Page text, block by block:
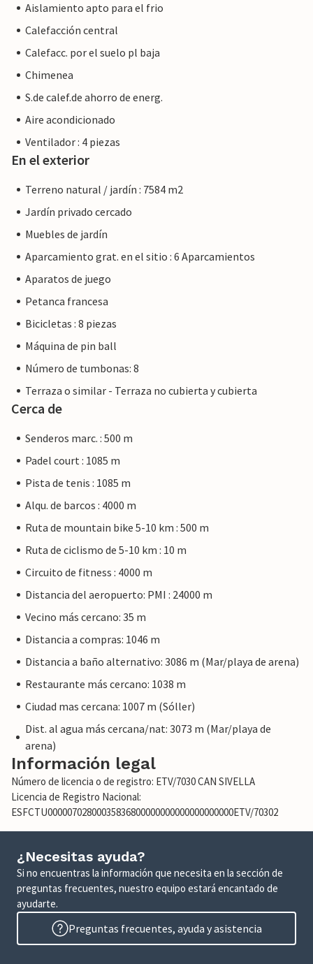
Aislamiento apto para el frio
Calefacción central
Calefacc. por el suelo pl baja
Chimenea
S.de calef.de ahorro de energ.
Aire acondicionado
Ventilador : 4 piezas
En el exterior
Terreno natural / jardín : 7584 m2
Jardín privado cercado
Muebles de jardín
Aparcamiento grat. en el sitio : 6 Aparcamientos
Aparatos de juego
Petanca francesa
Bicicletas : 8 piezas
Máquina de pin ball
Número de tumbonas: 8
Terraza o similar - Terraza no cubierta y cubierta
Cerca de
Senderos marc. : 500 m
Padel court : 1085 m
Pista de tenis : 1085 m
Alqu. de barcos : 4000 m
Ruta de mountain bike 5-10 km : 500 m
Ruta de ciclismo de 5-10 km : 10 m
Circuito de fitness : 4000 m
Distancia del aeropuerto: PMI : 24000 m
Vecino más cercano: 35 m
Distancia a compras: 1046 m
Distancia a baño alternativo: 3086 m (Mar/playa de arena)
Restaurante más cercano: 1038 m
Ciudad mas cercana: 1007 m (Sóller)
Dist. al agua más cercana/nat: 3073 m (Mar/playa de
arena)
Información legal
Número de licencia o de registro: ETV/7030 CAN SIVELLA
Licencia de Registro Nacional:
ESFCTU00000702800035836800000000000000000000ETV/70302
¿Necesitas ayuda?
Si no encuentras la información que necesita en la sección de
preguntas frecuentes, nuestro equipo estará encantado de
ayudarte.
Preguntas frecuentes, ayuda y asistencia